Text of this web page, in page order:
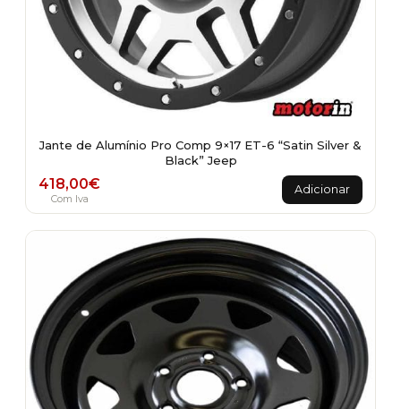
Jante de Alumínio Pro Comp 9×17 ET-6 “Satin Silver &
Black” Jeep
418,00€
Com Iva
Adicionar